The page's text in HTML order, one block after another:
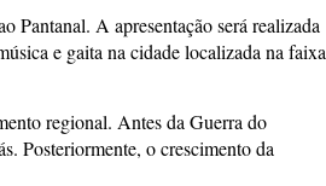
Pantanal. A apresentação será realizada
e gaita na cidade localizada na faixa
regional. Antes da Guerra do
Posteriormente, o crescimento da